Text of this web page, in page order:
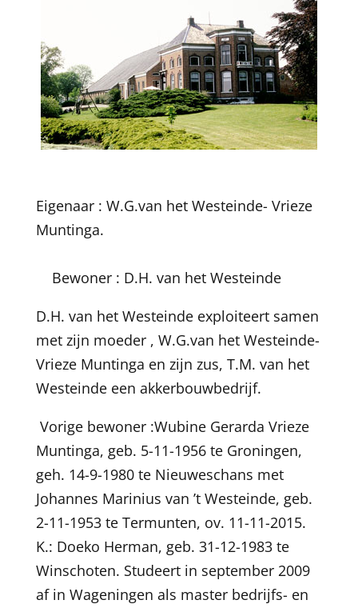
Eigenaar : W.G.van het Westeinde- Vrieze
Muntinga.
Bewoner : D.H. van het Westeinde
D.H. van het Westeinde exploiteert samen
met zijn moeder , W.G.van het Westeinde-
Vrieze Muntinga en zijn zus, T.M. van het
Westeinde een akkerbouwbedrijf.
Vorige bewoner :Wubine Gerarda Vrieze
Muntinga, geb. 5-11-1956 te Groningen,
geh. 14-9-1980 te Nieuweschans met
Johannes Marinius van ’t Westeinde, geb.
2-11-1953 te Termunten, ov. 11-11-2015.
K.: Doeko Herman, geb. 31-12-1983 te
Winschoten. Studeert in september 2009
af in Wageningen als master bedrijfs- en